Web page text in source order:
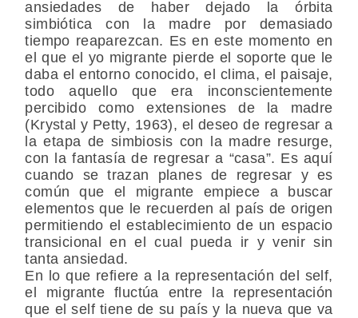
ansiedades de haber dejado la órbita
simbiótica con la madre por demasiado
tiempo reaparezcan. Es en este momento en
el que el yo migrante pierde el soporte que le
daba el entorno conocido, el clima, el paisaje,
todo aquello que era inconscientemente
percibido como extensiones de la madre
(Krystal y Petty, 1963), el deseo de regresar a
la etapa de simbiosis con la madre resurge,
con la fantasía de regresar a “casa”. Es aquí
cuando se trazan planes de regresar y es
común que el migrante empiece a buscar
elementos que le recuerden al país de origen
permitiendo el establecimiento de un espacio
transicional en el cual pueda ir y venir sin
tanta ansiedad.
En lo que refiere a la representación del self,
el migrante fluctúa entre la representación
que el self tiene de su país y la nueva que va